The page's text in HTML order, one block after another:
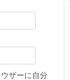
ザーに自分